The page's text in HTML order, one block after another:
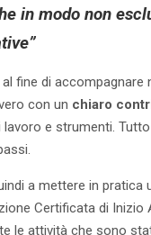
in modo non
fine di
con un chiaro
e strumenti.
a mettere in pratica
Certificata di
le attività che sono